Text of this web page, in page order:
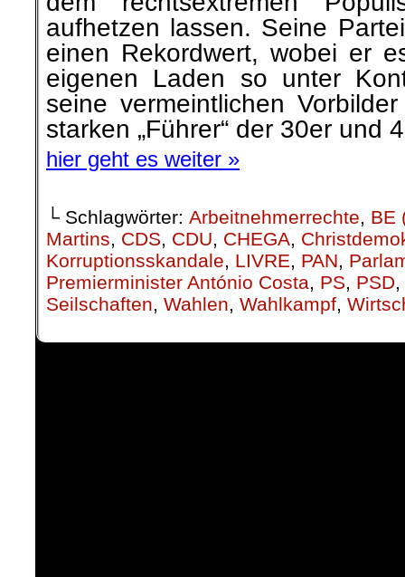
aufhetzen lassen. Seine
einen Rekordwert, wobei er
eigenen Laden so unter
seine vermeintlichen
starken „Führer“ der 30er und
hier geht es weiter »
└ Schlagwörter: Arbeitnehmerrechte, BE
Martins, CDS, CDU, CHEGA,
Korruptionsskandale, LIVRE, PAN,
Premierminister António Costa, PS, PSD,
Seilschaften, Wahlen, Wahlkampf,